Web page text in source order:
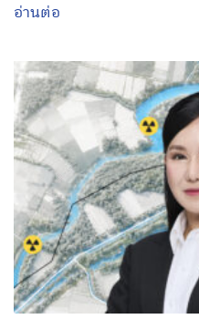
อ่านต่อ